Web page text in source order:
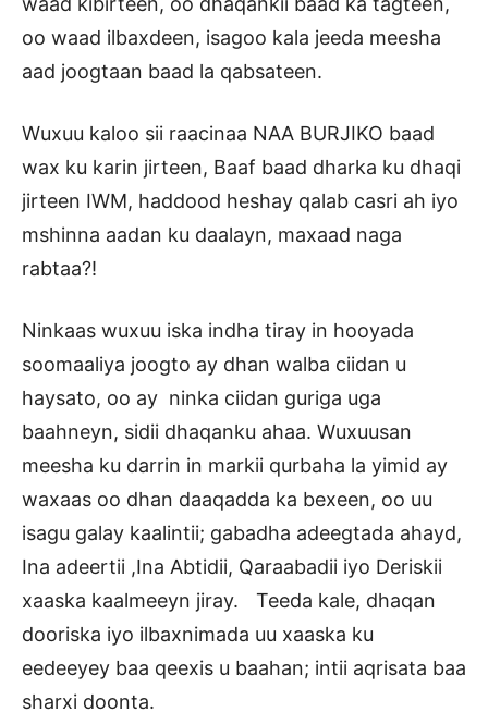
oo waad ilbaxdeen, isagoo kala jeeda meesha
aad joogtaan baad la qabsateen.
Wuxuu kaloo sii raacinaa NAA BURJIKO baad
wax ku karin jirteen, Baaf baad dharka ku dhaqi
jirteen IWM, haddood heshay qalab casri ah iyo
mshinna aadan ku daalayn, maxaad naga
rabtaa?!
Ninkaas wuxuu iska indha tiray in hooyada
soomaaliya joogto ay dhan walba ciidan u
haysato, oo ay ninka ciidan guriga uga
baahneyn, sidii dhaqanku ahaa. Wuxuusan
meesha ku darrin in markii qurbaha la yimid ay
waxaas oo dhan daaqadda ka bexeen, oo uu
isagu galay kaalintii; gabadha adeegtada ahayd,
Ina adeertii ,Ina Abtidii, Qaraabadii iyo Deriskii
xaaska kaalmeeyn jiray. Teeda kale, dhaqan
dooriska iyo ilbaxnimada uu xaaska ku
eedeeyey baa qeexis u baahan; intii aqrisata baa
sharxi doonta.